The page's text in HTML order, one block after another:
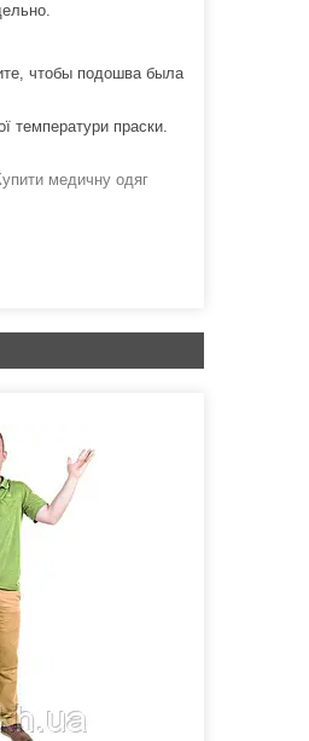
чтобы подошва была
температури праски.
медичну одяг